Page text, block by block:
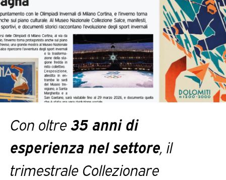
Con oltre35 anni di
esperienza nel settore, il
trimestrale Collezionare